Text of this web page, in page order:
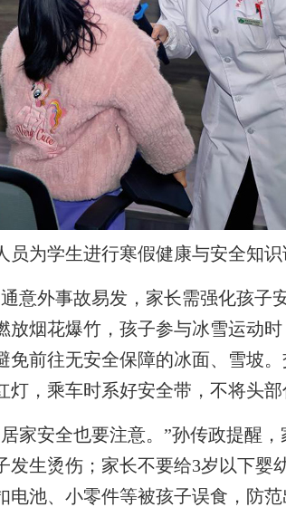
员为学生进行寒假健康与安全知
外事故易发，家长需强化孩子
烟花爆竹，孩子参与冰雪运动时
免前往无安全保障的冰面、雪坡
，乘车时系好安全带，不将头部
家安全也要注意。”孙传政提醒
生烫伤；家长不要给3岁以下婴
电池、小零件等被孩子误食，防